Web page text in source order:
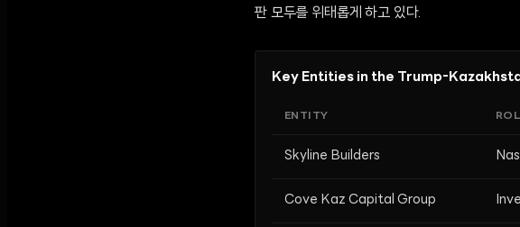
판 모두를 위태롭게 하고 있다.
Key Entities in the Trump-
ENTITY
Skyline Builders
Cove Kaz Capital Group